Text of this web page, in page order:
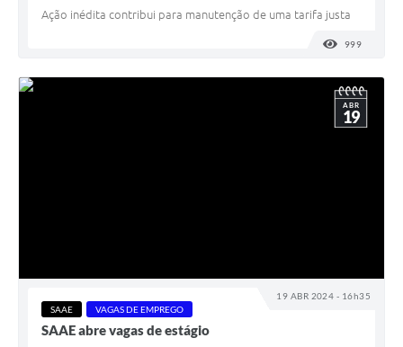
Ação inédita contribui para manutenção de uma tarifa justa
999
19 ABR 2024 - 16h35
ABR
19
SAAE VAGAS DE EMPREGO
SAAE abre vagas de estágio